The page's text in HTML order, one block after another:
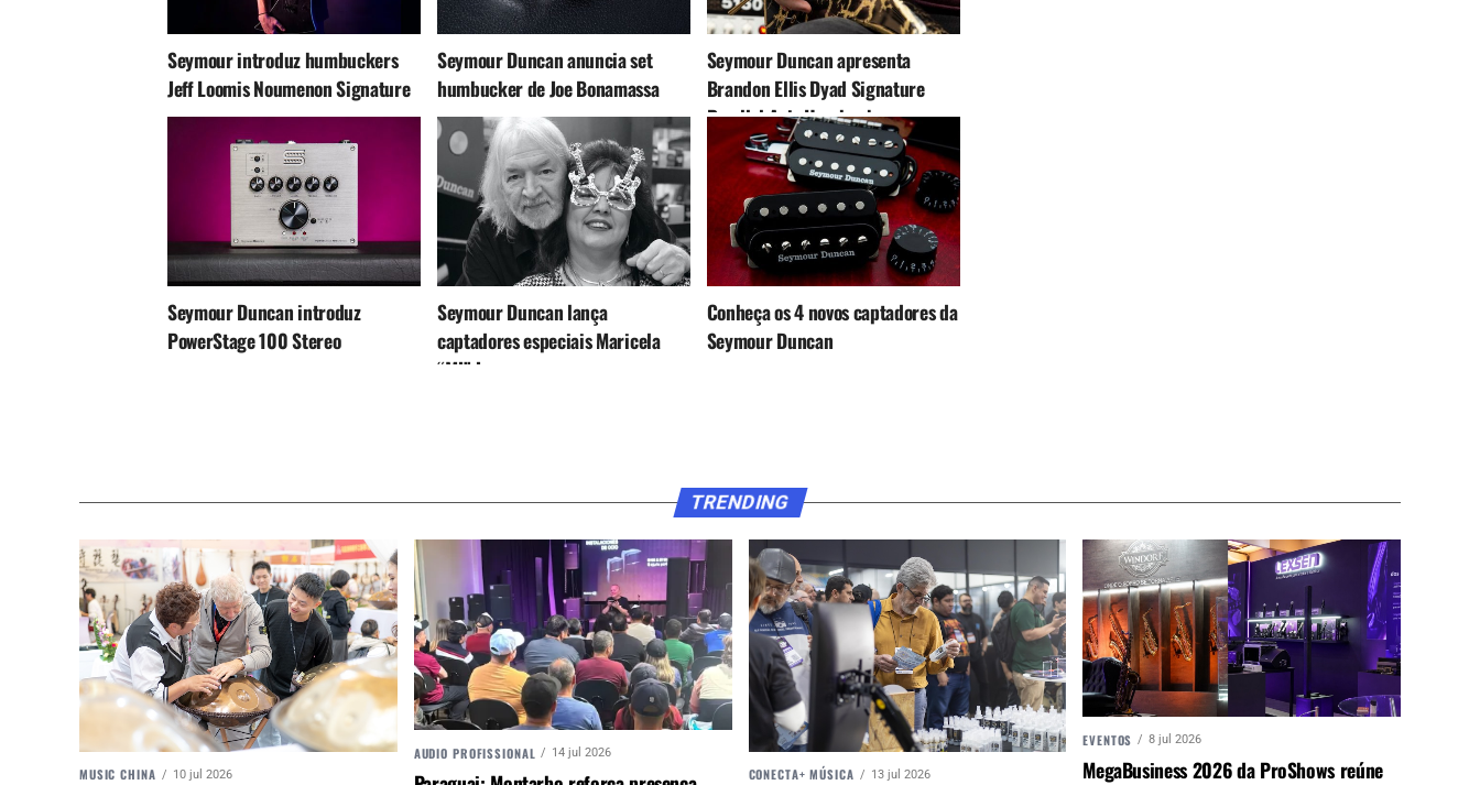
Seymour introduz humbuckers
Jeff Loomis Noumenon Signature
Seymour Duncan anuncia set
humbucker de Joe Bonamassa
Seymour Duncan apresenta
Brandon Ellis Dyad Signature
Parallel Axis Humbucker
Seymour Duncan introduz
PowerStage 100 Stereo
Seymour Duncan lança
captadores especiais Maricela
“MJ” Juarez
Conheça os 4 novos captadores da
Seymour Duncan
TRENDING
MUSIC CHINA 10 jul 2026
AUDIO PROFISSIONAL 14 jul 2026
CONECTA+ MÚSICA 13 jul 2026
EVENTOS 8 jul 2026
MegaBusiness 2026 da ProShows reúne